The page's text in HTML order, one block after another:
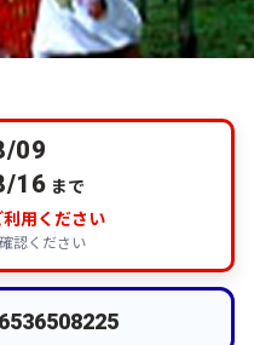
09
16 まで
利用ください
認ください